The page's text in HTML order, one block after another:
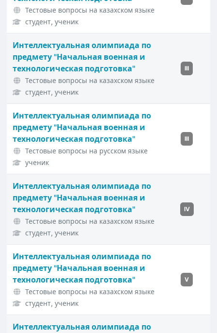
Тестовые вопросы на казахском языке
студент, ученик
Интеллектуальная олимпиада по
предмету "Начальная военная и
технологическая подготовка"
Тестовые вопросы на казахском языке
студент, ученик
III
Интеллектуальная олимпиада по
предмету "Начальная военная и
технологическая подготовка"
Тестовые вопросы на русском языке
ученик
III
Интеллектуальная олимпиада по
предмету "Начальная военная и
технологическая подготовка"
Тестовые вопросы на казахском языке
студент, ученик
IV
Интеллектуальная олимпиада по
предмету "Начальная военная и
технологическая подготовка"
Тестовые вопросы на казахском языке
студент, ученик
V
Интеллектуальная олимпиада по